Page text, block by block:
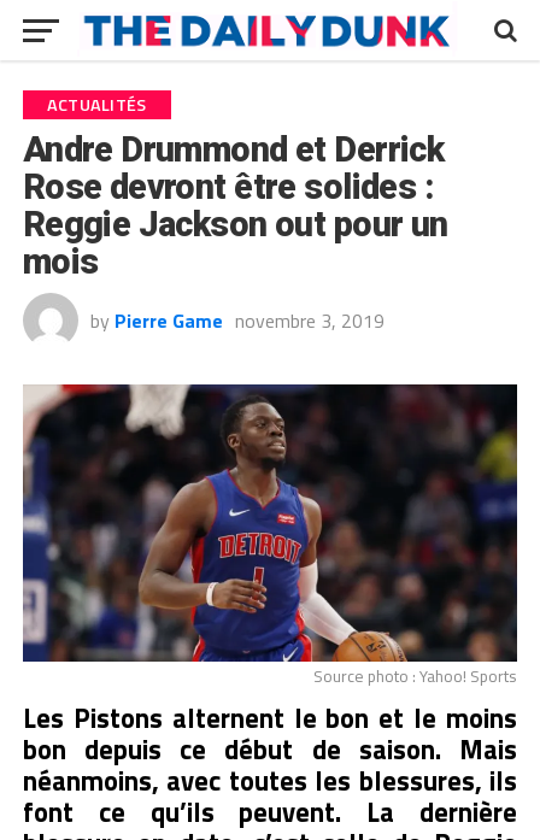
ACTUALITÉS
Andre Drummond et Derrick
Rose devront être solides :
Reggie Jackson out pour un
mois
by Pierre Game novembre 3, 2019
Source photo : Yahoo! Sports
Les Pistons alternent le bon et le moins
bon depuis ce début de saison. Mais
néanmoins, avec toutes les blessures, ils
font ce qu’ils peuvent. La dernière